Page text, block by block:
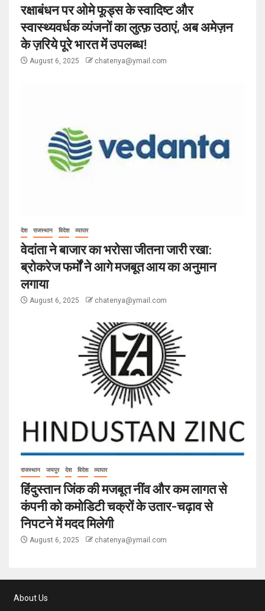
रक्षाबंधन पर ओमे फूड्स के स्वादिष्ट और
स्वास्थ्यवर्धक व्यंजनों का लुत्फ़ उठाएं, अब अमेज़न
के ज़रिये पूरे भारत में उपलब्ध!
August 6, 2025 chatenya@ymail.com
देश राजस्थान विदेश व्यापार
वेदांता ने बाजार का भरोसा जीतना जारी रखा:
ब्रोकरेज फर्मों ने आगे मजबूत आय का अनुमान
लगाया
August 6, 2025 chatenya@ymail.com
राजस्थान जयपुर देश विदेश व्यापार
हिंदुस्तान जिंक की मजबूत नींव और कम लागत से
कंपनी को कमोडिटी चक्रों के उतार-चढ़ाव से
निपटने में मदद मिलेगी
August 6, 2025 chatenya@ymail.com
About Us